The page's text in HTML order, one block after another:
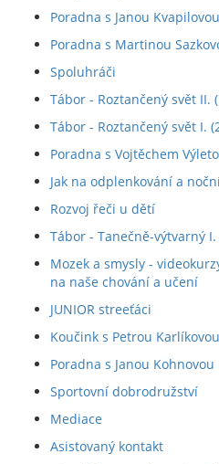
Poradna s Janou Kvapilovou
Poradna s Martinou
Spoluhráči
Tábor - Roztančený svět II.
Tábor - Roztančený svět I.
Poradna s Vojtěchem
Jak na odplenkování a
Rozvoj řeči u dětí
Tábor - Tanečně-výtvarný I.
Mozek a smysly -
na naše chování a učení
JUNIOR streeťáci
Koučink s Petrou Karlíkovou
Poradna s Janou Kohnovou
Sportovní dobrodružství
Mediace
Asistovaný kontakt